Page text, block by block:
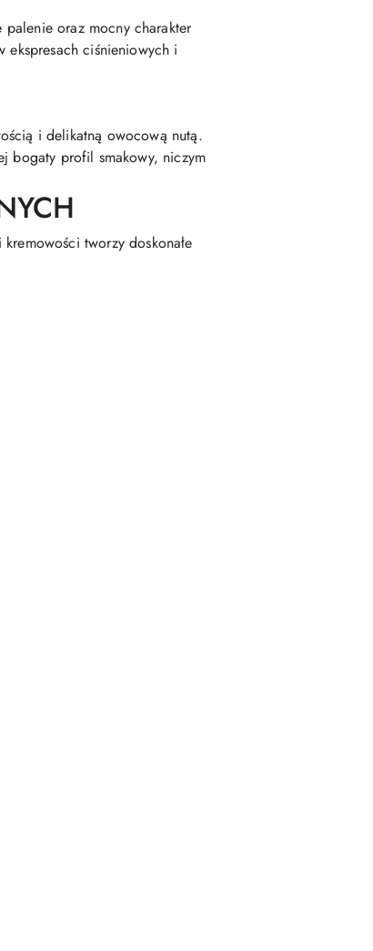
oraz mocny charakter
ciśnieniowych i
i delikatną owocową nutą.
bogaty profil smakowy, niczym
tworzy doskonałe